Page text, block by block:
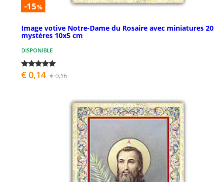
-15%
Image votive Notre-Dame du Rosaire avec miniatures 20
mystères 10x5 cm
DISPONIBLE
€ 0,14 € 0,16